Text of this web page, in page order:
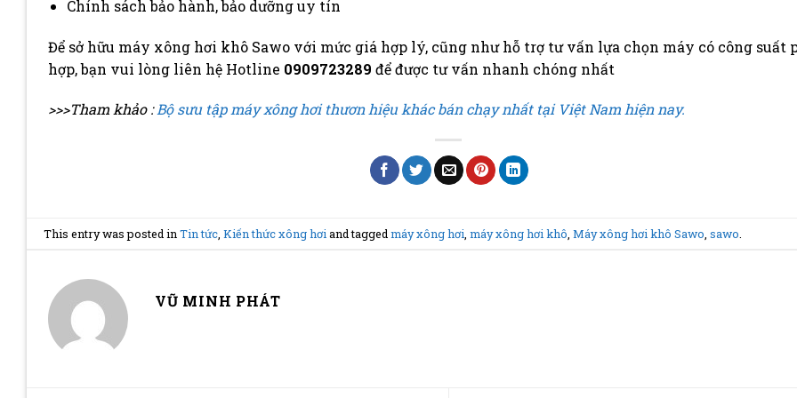
Chính sách bảo hành, bảo dưỡng uy tín
Để sở hữu máy xông hơi khô Sawo với mức giá hợp lý, cũng như hỗ trợ tư vấn lựa chọn máy có công suất
hợp, bạn vui lòng liên hệ Hotline 0909723289 để được tư vấn nhanh chóng nhất
>>>Tham khảo :Bộ sưu tập máy xông hơi thươn hiệu khác bán chạy nhất tại Việt Nam hiện nay.
This entry was posted inTin tức ,Kiến thức xông hơi and taggedmáy xông hơi ,máy xông hơi khô ,Máy xông hơi khô Sawo ,sawo
VŨ MINH PHÁT